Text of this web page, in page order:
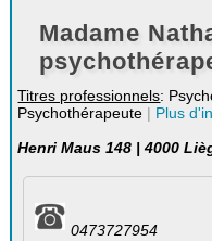
Madame
Titres professionnels:
Psychothérapeute | Plus
Henri Maus 148 | 4000
0473727954